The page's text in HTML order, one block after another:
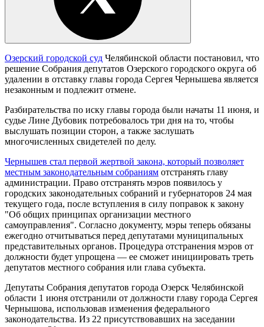
Озерский городской суд Челябинской области постановил, что
решение Собрания депутатов Озерского городского округа об
удалении в отставку главы города Сергея Чернышева является
незаконным и подлежит отмене.
Разбирательства по иску главы города были начаты 11 июня, и
судье Лине Дубовик потребовалось три дня на то, чтобы
выслушать позиции сторон, а также заслушать
многочисленных свидетелей по делу.
Чернышев стал первой жертвой закона, который позволяет
местным законодательным собраниям отстранять главу
администрации. Право отстранять мэров появилось у
городских законодательных собраний и губернаторов 24 мая
текущего года, после вступления в силу поправок к закону
"Об общих принципах организации местного
самоуправления". Согласно документу, мэры теперь обязаны
ежегодно отчитываться перед депутатами муниципальных
представительных органов. Процедура отстранения мэров от
должности будет упрощена — ее сможет инициировать треть
депутатов местного собрания или глава субъекта.
Депутаты Собрания депутатов города Озерск Челябинской
области 1 июня отстранили от должности главу города Сергея
Чернышова, использовав изменения федерального
законодательства. Из 22 присутствовавших на заседании